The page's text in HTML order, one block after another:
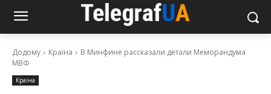
Додому Країна
В Минфине рассказали детали Меморандума
МВФ
Країна